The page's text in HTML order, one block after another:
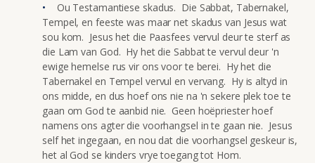
Ou Testamantiese skadus. Die Sabbat, Tabernakel,
Tempel, en feeste was maar net skadus van Jesus wat
sou kom. Jesus het die Paasfees vervul deur te sterf as
die Lam van God. Hy het die Sabbat te vervul deur 'n
ewige hemelse rus vir ons voor te berei. Hy het die
Tabernakel en Tempel vervul en vervang. Hy is altyd in
ons midde, en dus hoef ons nie na 'n sekere plek toe te
gaan om God te aanbid nie. Geen hoëpriester hoef
namens ons agter die voorhangsel in te gaan nie. Jesus
self het ingegaan, en nou dat die voorhangsel geskeur is,
het al God se kinders vrye toegang tot Hom.